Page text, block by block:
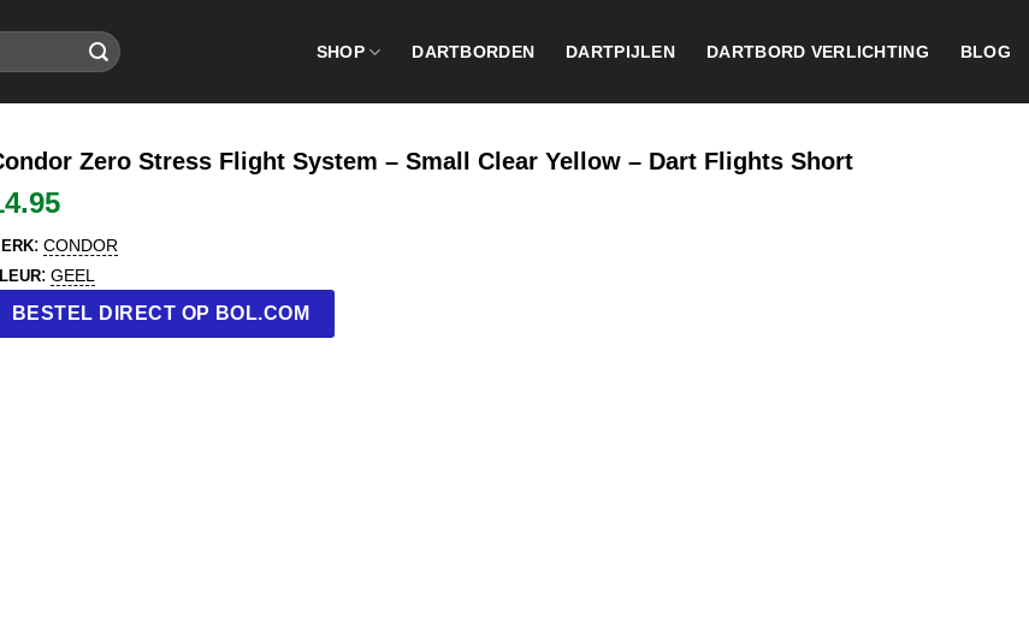
SHOP DARTBORDEN DARTPIJLEN DARTBORD VERLICHTING BLOG
Zero Stress Flight System – Small Clear Yellow – Dart Flights Short
: CONDOR
: GEEL
BESTEL DIRECT OP BOL.COM